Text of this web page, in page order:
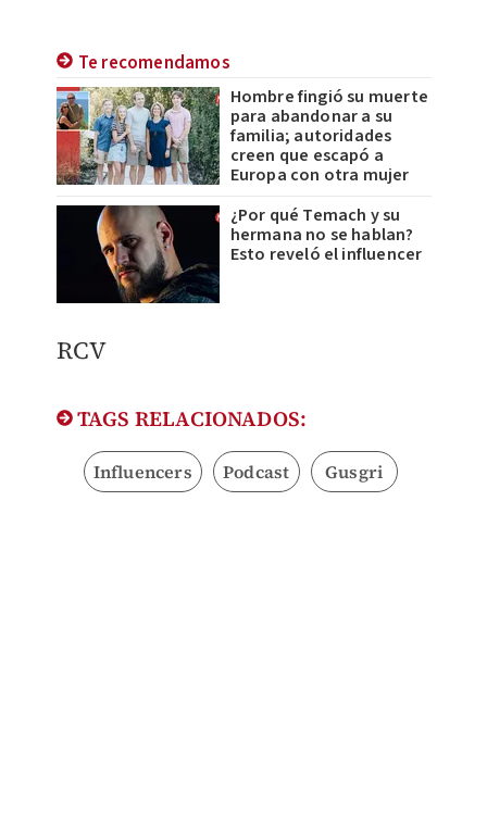
Te recomendamos
Hombre fingió su muerte
para abandonar a su
familia; autoridades
creen que escapó a
Europa con otra mujer
¿Por qué Temach y su
hermana no se hablan?
Esto reveló el influencer
RCV
TAGS RELACIONADOS:
Influencers Podcast Gusgri